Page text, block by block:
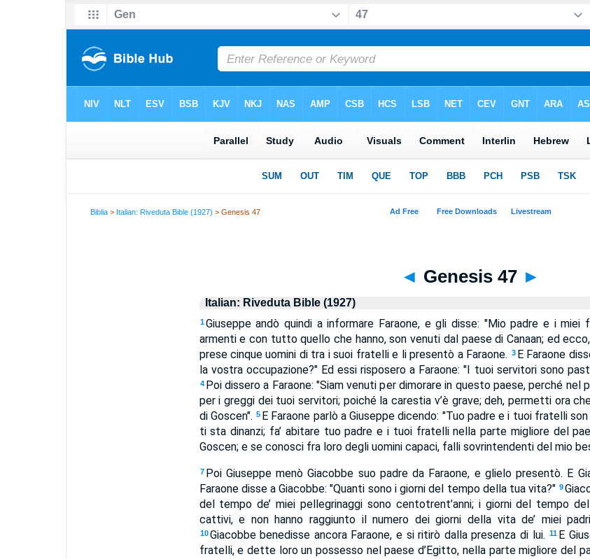
Biblia > Italian: Riveduta Bible (1927) > Genesis 47
◄ Genesis 47 ►
Italian: Riveduta Bible (1927)
1 Giuseppe andò quindi a informare Faraone, e gli disse: "Mio padre e i
armenti e con tutto quello che hanno, son venuti dal paese di Canaan; ed
prese cinque uomini di tra i suoi fratelli e li presentò a Faraone. 3 E Faraone
la vostra occupazione?" Ed essi risposero a Faraone: "I tuoi servitori sono
4 Poi dissero a Faraone: "Siam venuti per dimorare in questo paese, perché nel
per i greggi dei tuoi servitori; poiché la carestia v’è grave; deh, permetti ora
di Goscen". 5 E Faraone parlò a Giuseppe dicendo: "Tuo padre e i tuoi fratelli
ti sta dinanzi; fa’ abitare tuo padre e i tuoi fratelli nella parte migliore del
Goscen; e se conosci fra loro degli uomini capaci, falli sovrintendenti del mio
7 Poi Giuseppe menò Giacobbe suo padre da Faraone, e glielo presentò. E
Faraone disse a Giacobbe: "Quanti sono i giorni del tempo della tua vita?" 9
del tempo de’ miei pellegrinaggi sono centotrent’anni; i giorni del tempo
cattivi, e non hanno raggiunto il numero dei giorni della vita de’ miei
10 Giacobbe benedisse ancora Faraone, e si ritirò dalla presenza di lui. 11 E
fratelli, e dette loro un possesso nel paese d’Egitto, nella parte migliore del